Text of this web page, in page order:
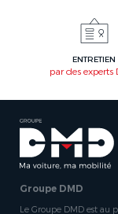
ENTRETIEN
par des experts
Groupe DMD
Le Groupe DMD est au